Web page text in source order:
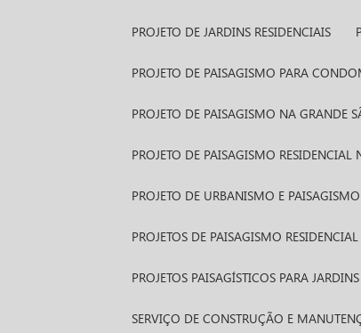
PROJETO DE JARDINS RESIDENCIAIS
PROJETO DE PAISAGISMO PARA
PROJETO DE PAISAGISMO NA GRANDE
PROJETO DE PAISAGISMO
PROJETO DE URBANISMO E PAISAGISMO
PROJETOS DE PAISAGISMO
PROJETOS PAISAGÍSTICOS PARA
SERVIÇO DE CONSTRUÇÃO E